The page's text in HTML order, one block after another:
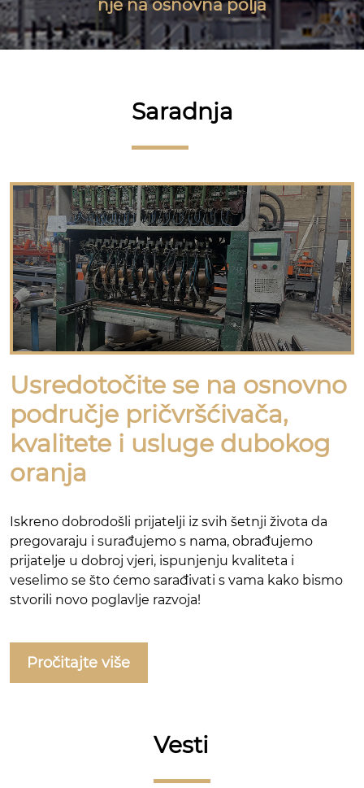
nje na osnovna polja
Saradnja
Usredotočite se na osnovno
područje pričvršćivača,
kvalitete i usluge dubokog
oranja
Iskreno dobrodošli prijatelji iz svih šetnji života da
pregovaraju i surađujemo s nama, obrađujemo
prijatelje u dobroj vjeri, ispunjenju kvaliteta i
veselimo se što ćemo sarađivati ​​s vama kako bismo
stvorili novo poglavlje razvoja!
Pročitajte više
Vesti